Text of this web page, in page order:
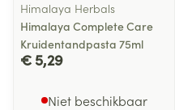
Himalaya Herbals
Himalaya Complete Care
Kruidentandpasta 75ml
€ 5,29
Niet beschikbaar